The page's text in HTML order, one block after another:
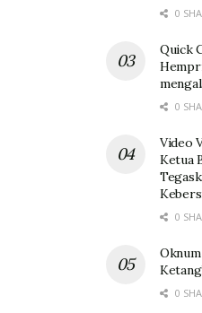
0
Quick
0
Video
Ketua
0
0